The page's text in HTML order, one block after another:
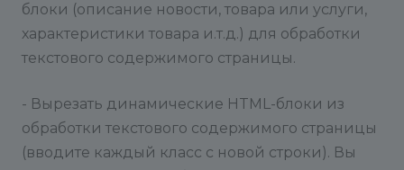
блоки (описание новости, товара или услуги,
характеристики товара и.т.д.) для обработки
текстового содержимого страницы.
- Вырезать динамические HTML-блоки из
обработки текстового содержимого страницы
(вводите каждый класс с новой строки). Вы